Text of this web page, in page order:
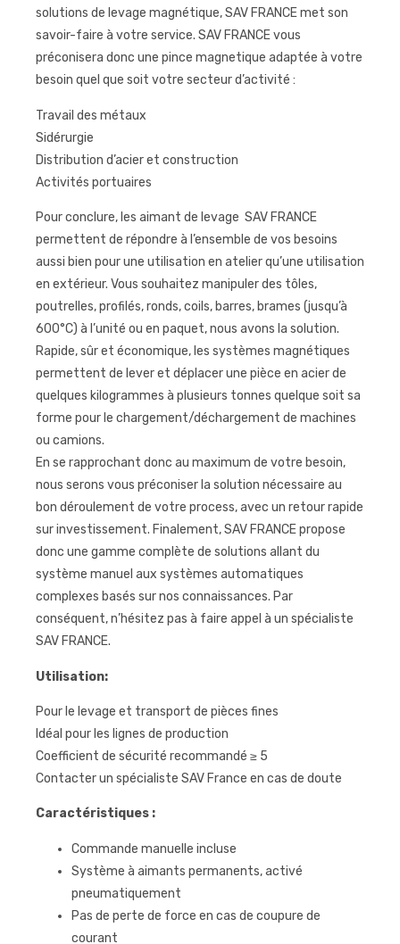
solutions de levage magnétique, SAV FRANCE met son
savoir-faire à votre service. SAV FRANCE vous
préconisera donc une pince magnetique adaptée à votre
besoin quel que soit votre secteur d’activité :
Travail des métaux
Sidérurgie
Distribution d’acier et construction
Activités portuaires
Pour conclure, les aimant de levage SAV FRANCE
permettent de répondre à l’ensemble de vos besoins
aussi bien pour une utilisation en atelier qu’une utilisation
en extérieur. Vous souhaitez manipuler des tôles,
poutrelles, profilés, ronds, coils, barres, brames (jusqu’à
600°C) à l’unité ou en paquet, nous avons la solution.
Rapide, sûr et économique, les systèmes magnétiques
permettent de lever et déplacer une pièce en acier de
quelques kilogrammes à plusieurs tonnes quelque soit sa
forme pour le chargement/déchargement de machines
ou camions.
En se rapprochant donc au maximum de votre besoin,
nous serons vous préconiser la solution nécessaire au
bon déroulement de votre process, avec un retour rapide
sur investissement. Finalement, SAV FRANCE propose
donc une gamme complète de solutions allant du
système manuel aux systèmes automatiques
complexes basés sur nos connaissances. Par
conséquent, n’hésitez pas à faire appel à un spécialiste
SAV FRANCE.
Utilisation:
Pour le levage et transport de pièces fines
Idéal pour les lignes de production
Coefficient de sécurité recommandé ≥ 5
Contacter un spécialiste SAV France en cas de doute
Caractéristiques :
Commande manuelle incluse
Système à aimants permanents, activé
pneumatiquement
Pas de perte de force en cas de coupure de
courant